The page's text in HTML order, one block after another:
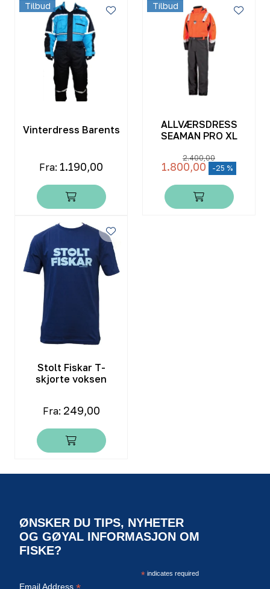
Tilbud
Vinterdress Barents
Fra: 1.190,00
Tilbud
ALLVÆRSDRESS
SEAMAN PRO XL
2.400,00
1.800,00 -25 %
Stolt Fiskar T-
skjorte voksen
Fra: 249,00
ØNSKER DU TIPS, NYHETER
OG GØYAL INFORMASJON OM
FISKE?
*indicates required
Email Address